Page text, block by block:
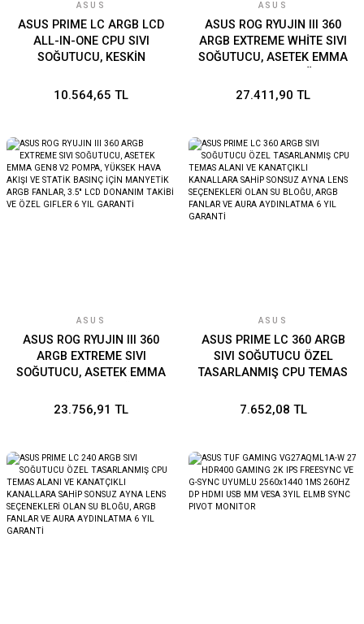
ASUS
ASUS PRIME LC ARGB LCD
ALL-IN-ONE CPU SIVI
SOĞUTUCU, KESKİN
BİLGİLERİ, YÜKSEK
FANLAR 6 YIL GARANTİ
10.564,65 TL
ASUS
ASUS ROG RYUJIN III 360
ARGB EXTREME WHİTE SIVI
SOĞUTUCU, ASETEK EMMA
HAVA AKIŞI VE STATİK
DONANIM TAKİBİ VE ÖZEL
GIFLER - BEYAZ 6 YIL
GARANTİ
27.411,90 TL
ASUS
ASUS ROG RYUJIN III 360
ARGB EXTREME SIVI
SOĞUTUCU, ASETEK EMMA
HAVA AKIŞI VE STATİK
DONANIM TAKİBİ VE ÖZEL
GIFLER 6 YIL GARANTİ
23.756,91 TL
ASUS
ASUS PRIME LC 360 ARGB
SIVI SOĞUTUCU ÖZEL
TASARLANMIŞ CPU TEMAS
KANALLARA SAHİP
BLOĞU, ARGB FANLAR VE
AURA AYDINLATMA 6 YIL
GARANTİ
7.652,08 TL